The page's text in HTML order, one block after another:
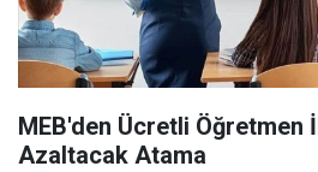
MEB'den Ücretli Öğretmen
Azaltacak Atama